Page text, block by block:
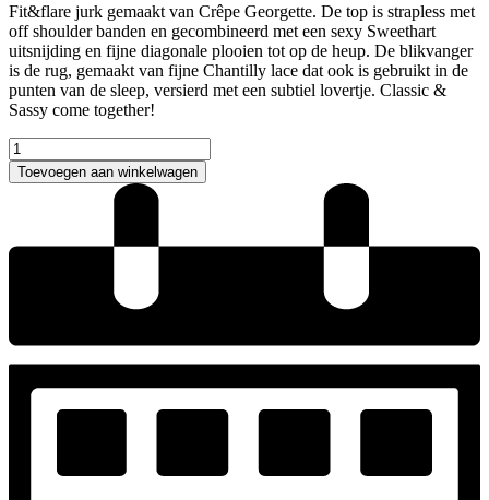
Fit&flare jurk gemaakt van Crêpe Georgette. De top is strapless met
off shoulder banden en gecombineerd met een sexy Sweethart
uitsnijding en fijne diagonale plooien tot op de heup. De blikvanger
is de rug, gemaakt van fijne Chantilly lace dat ook is gebruikt in de
punten van de sleep, versierd met een subtiel lovertje. Classic &
Sassy come together!
Love
by
Enzoani
aantal
Toevoegen aan winkelwagen